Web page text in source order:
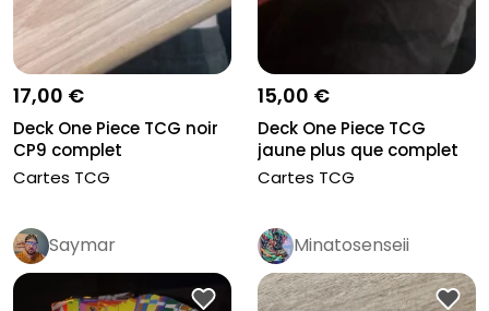
17,00 €
Deck One Piece TCG noir
CP9 complet
Cartes TCG
15,00 €
Deck One Piece TCG
jaune plus que complet
Cartes TCG
Saymar Minatosenseii